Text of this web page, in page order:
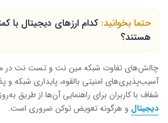
حتما بخوانید: کدام ارزهای دیجیتال با
هستند؟
چالش‌های تفاوت شبکه مین نت و تست نت در
آسیب‌پذیری‌های امنیتی بالقوه، پایداری شبکه و
شفاف با کاربران برای راهنمایی آن‌ها از طریق
دیجیتال و هرگونه تعویض توکن ضروری است.